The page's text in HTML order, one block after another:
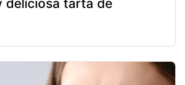
deliciosa tarta de